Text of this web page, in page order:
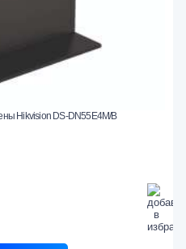
Hikvision DS-DN55E4M/B